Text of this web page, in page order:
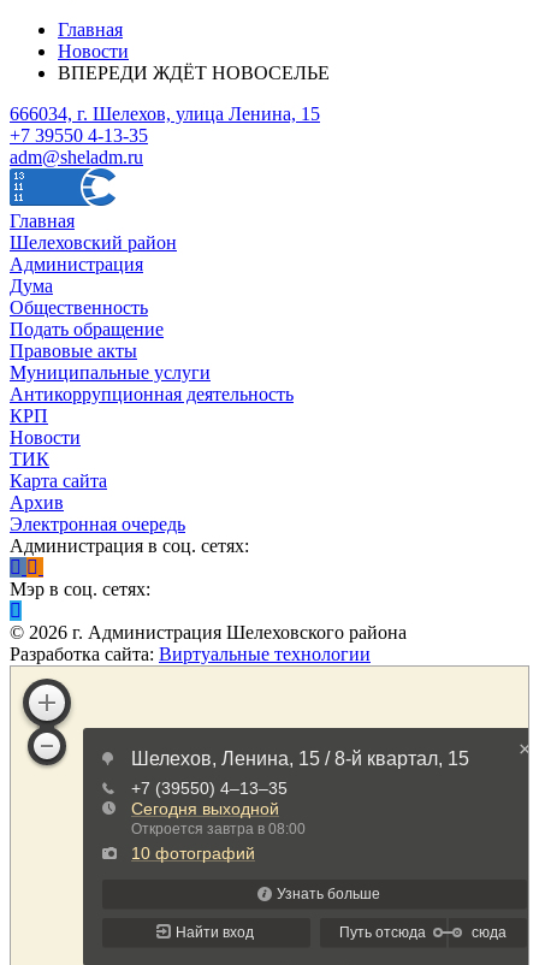
Главная
Новости
ВПЕРЕДИ ЖДЁТ НОВОСЕЛЬЕ
666034, г. Шелехов, улица Ленина, 15
+7 39550 4-13-35
adm@sheladm.ru
Главная
Шелеховский район
Администрация
Дума
Общественность
Подать обращение
Правовые акты
Муниципальные услуги
Антикоррупционная деятельность
КРП
Новости
ТИК
Карта сайта
Архив
Электронная очередь
Администрация в соц. сетях:
Мэр в соц. сетях:
© 2026 г. Администрация Шелеховского района
Разработка сайта: Виртуальные технологии